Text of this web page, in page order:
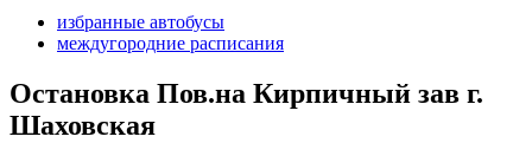
избранные автобусы
междугородние расписания
Остановка Пов.на Кирпичный зав г.
Шаховская